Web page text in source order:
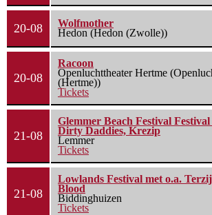
20-08
Wolfmother
Hedon (Hedon (Zwolle))
20-08
Racoon
Openluchttheater Hertme
(Hertme))
Tickets
21-08
Glemmer Beach Festival
Dirty Daddies, Krezip
Lemmer
Tickets
21-08
Lowlands Festival met o.a.
Blood
Biddinghuizen
Tickets